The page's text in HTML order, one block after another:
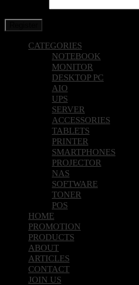
CATEGORIES
NOTEBOOK
MONITOR
DESKTOP PC
AIO
UPS
SERVER
ACCESSORIES
TABLETS
PRINTER
SMARTPHONES
PROJECTOR
NAS
SOFTWARE
TONER
POS
HOME
PROMOTION
PRODUCTS
ABOUT
ARTICLES
CONTACT
JOIN US